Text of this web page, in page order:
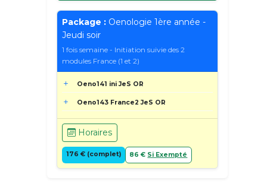
Package : Oenologie 1ère année -
Jeudi soir
1 fois semaine - Initiation suivie des 2
modules France (1 et 2)
Oeno141 ini JeS OR
Oeno143 France2 JeS OR
Horaires
176 € (complet) 86 € Si Exempté